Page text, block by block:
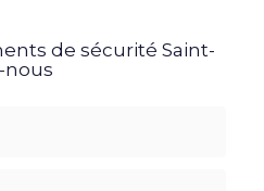
de sécurité Saint-
nous